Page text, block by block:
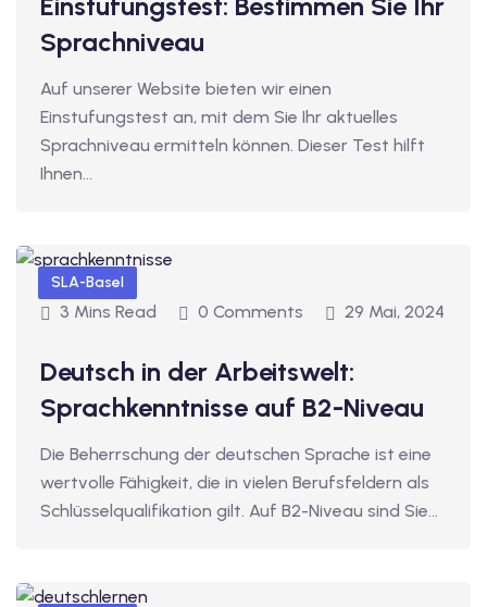
mit Gutschein
den fide-Test
Sprachniveau
Auf unserer Website bieten wir einen
Einstufungstest an, mit dem Sie Ihr aktuelles
Sprachniveau ermitteln können. Dieser Test hilft
Ihnen…
SLA-Basel
3 Mins Read 0 Comments 29 Mai, 2024
Deutsch in der Arbeitswelt:
Sprachkenntnisse auf B2-Niveau
Die Beherrschung der deutschen Sprache ist eine
wertvolle Fähigkeit, die in vielen Berufsfeldern als
Schlüsselqualifikation gilt. Auf B2-Niveau sind Sie…